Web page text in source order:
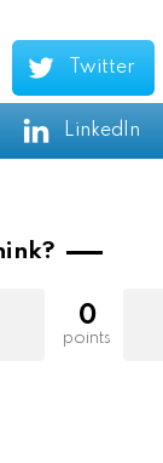
Twitter
LinkedIn
0
points